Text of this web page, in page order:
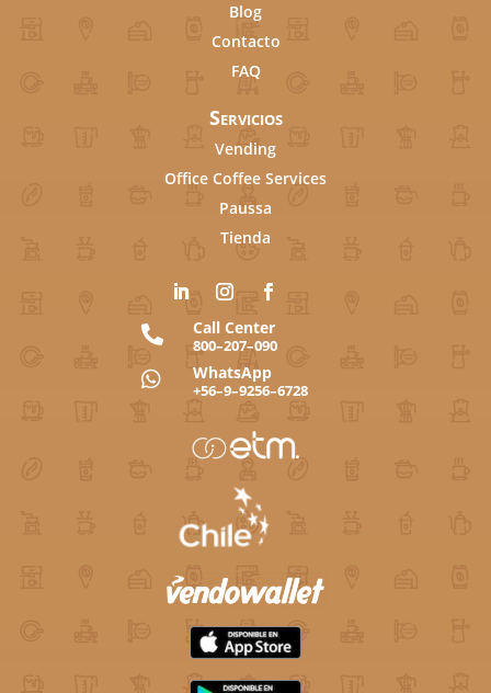
Blog
Contacto
FAQ
Servicios
Vending
Office Coffee Services
Paussa
Tienda
 Call Center
800–207–090
 WhatsApp
+56–9–9256–6728